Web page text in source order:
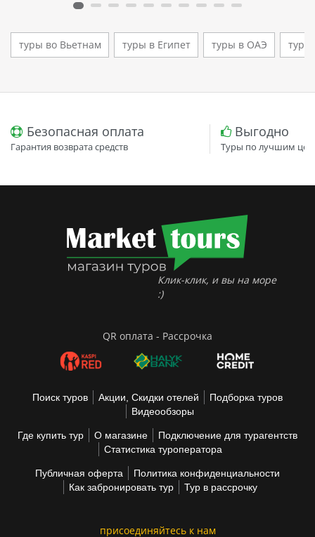
туры во Вьетнам туры в Египет туры в ОАЭ туры
Безопасная оплата
Гарантия возврата средств
Выгодно
Туры по лучшим
Клик-клик, и вы на море
:)
QR оплата - Рассрочка
Поиск туров Акции, Скидки отелей
Подборка туров
Видеообзоры
Где купить тур О магазине
Подключение для турагентств
Статистика туроператора
Публичная оферта
Политика конфиденциальности
Как забронировать тур
Тур в рассрочку
присоединяйтесь к нам